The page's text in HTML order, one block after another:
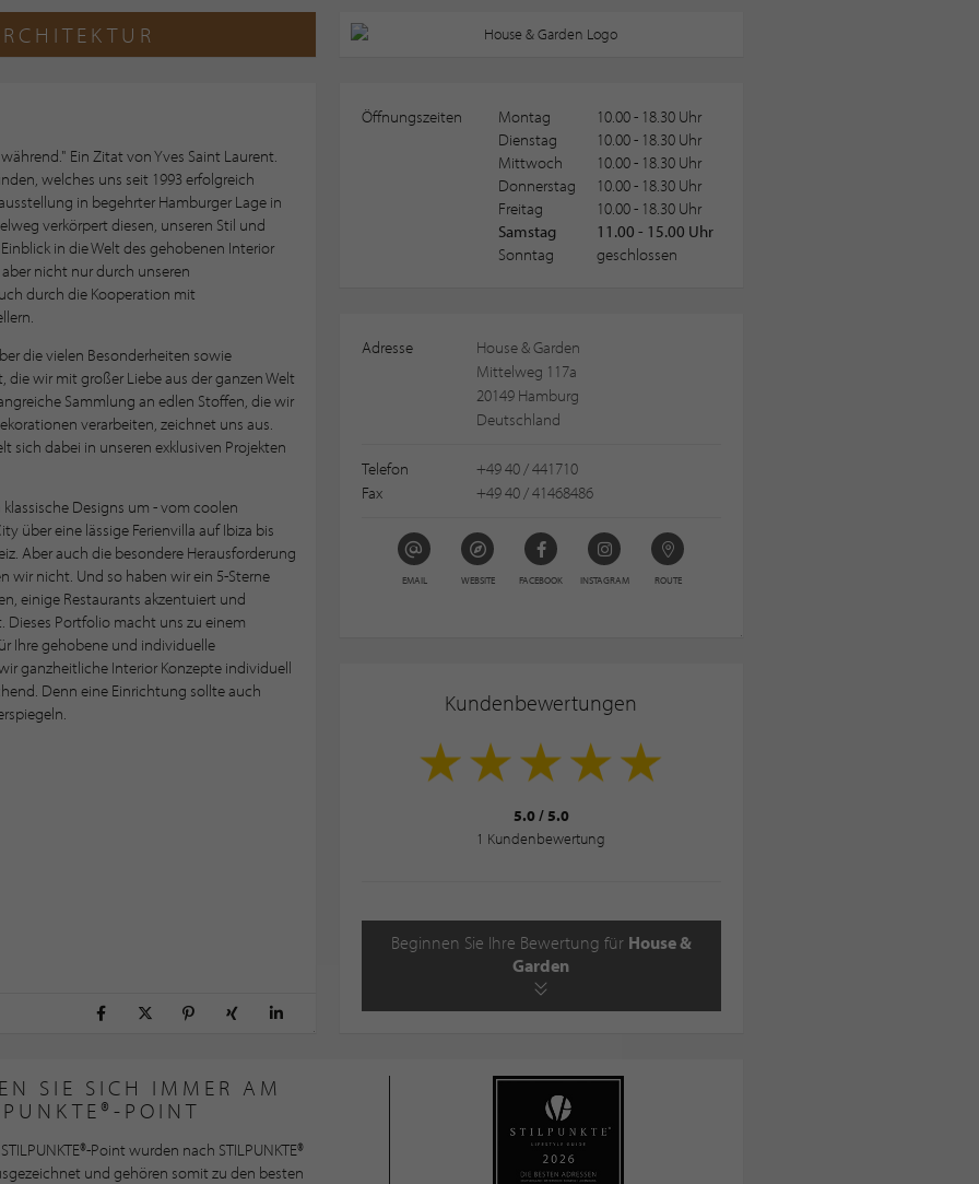
Ein Zitat von Yves Saint Laurent.
welches uns seit 1993 erfolgreich
in begehrter Hamburger Lage in
verkörpert diesen, unseren Stil und
in die Welt des gehobenen Interior
nicht nur durch unseren
durch die Kooperation mit
die vielen Besonderheiten sowie
wir mit großer Liebe aus der ganzen Welt
Sammlung an edlen Stoffen, die wir
verarbeiten, zeichnet uns aus.
sich dabei in unseren exklusiven Projekten
Designs um - vom coolen
über eine lässige Ferienvilla auf Ibiza bis
Aber auch die besondere Herausforderung
wir nicht. Und so haben wir ein 5-Sterne
einige Restaurants akzentuiert und
Portfolio macht uns zu einem
Ihre gehobene und individuelle
ganzheitliche Interior Konzepte individuell
Denn eine Einrichtung sollte auch
Öffnungszeiten Montag
10.00 - 18.30 Uhr
Dienstag
10.00 - 18.30 Uhr
Mittwoch
10.00 - 18.30 Uhr
Donnerstag
10.00 - 18.30 Uhr
Freitag
10.00 - 18.30 Uhr
Samstag
11.00 - 15.00 Uhr
Sonntag
geschlossen
Adresse
House & Garden
Mittelweg 117a
20149 Hamburg
Deutschland
Telefon
Fax
+49 40 / 441710
+49 40 / 41468486
EMAIL WEBSITE FACEBOOK INSTAGRAM ROUTE
Kundenbewertungen
5.0/ 5.0
1 Kundenbewertung
Beginnen Sie Ihre Bewertung für House &
Garden
SIE SICH IMMER AM
POINT
Point wurden nach STILPUNKTE®
und gehören somit zu den besten